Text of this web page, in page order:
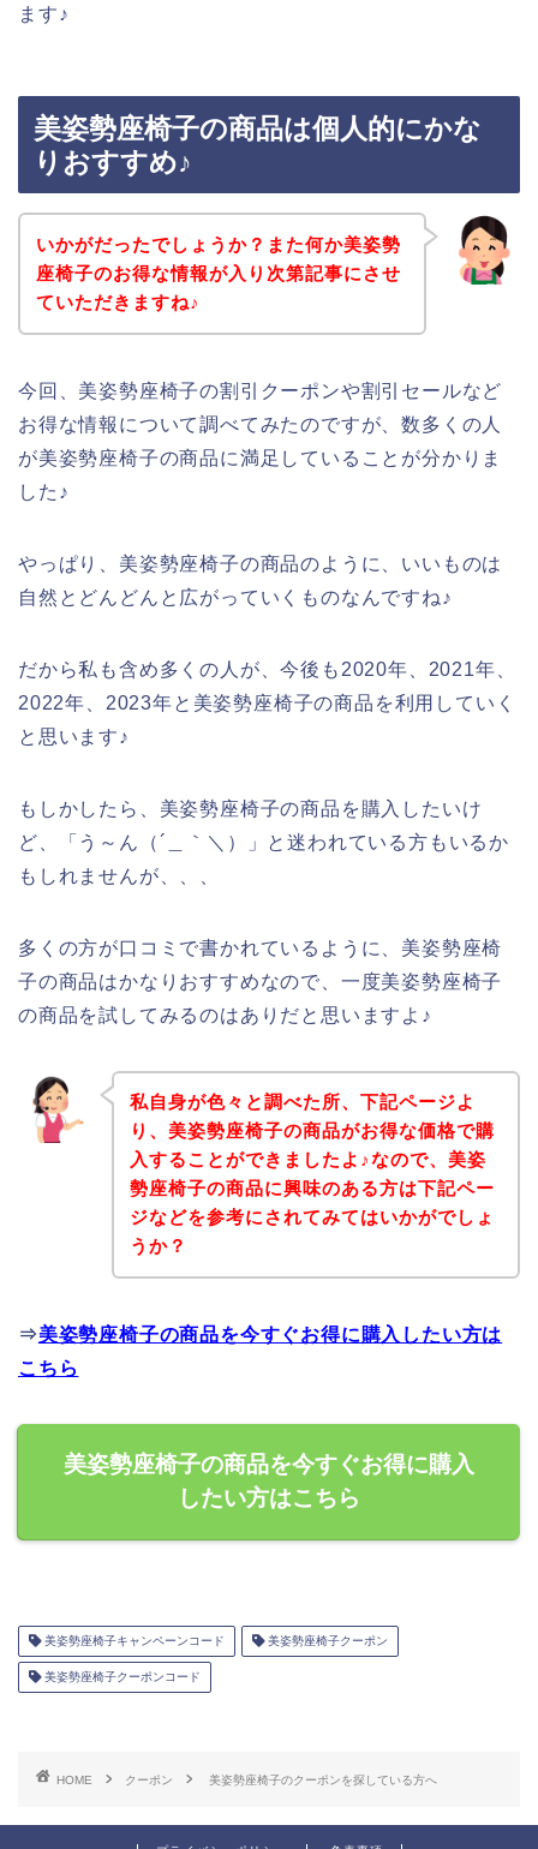
ます♪
美姿勢座椅子の商品は個人的にかな
りおすすめ♪
いかがだったでしょうか？また何か美姿勢
座椅子のお得な情報が入り次第記事にさせ
ていただきますね♪
今回、美姿勢座椅子の割引クーポンや割引セールなど
お得な情報について調べてみたのですが、数多くの人
が美姿勢座椅子の商品に満足していることが分かりま
した♪
やっぱり、美姿勢座椅子の商品のように、いいものは
自然とどんどんと広がっていくものなんですね♪
だから私も含め多くの人が、今後も2020年、2021年、
2022年、2023年と美姿勢座椅子の商品を利用していく
と思います♪
もしかしたら、美姿勢座椅子の商品を購入したいけ
ど、「う～ん（´＿｀＼）」と迷われている方もいるか
もしれませんが、、、
多くの方が口コミで書かれているように、美姿勢座椅
子の商品はかなりおすすめなので、一度美姿勢座椅子
の商品を試してみるのはありだと思いますよ♪
私自身が色々と調べた所、下記ページよ
り、美姿勢座椅子の商品がお得な価格で購
入することができましたよ♪なので、美姿
勢座椅子の商品に興味のある方は下記ペー
ジなどを参考にされてみてはいかがでしょ
うか？
⇒美姿勢座椅子の商品を今すぐお得に購入したい方は
こちら
美姿勢座椅子の商品を今すぐお得に購入
したい方はこちら
美姿勢座椅子キャンペーンコード 美姿勢座椅子クーポン
美姿勢座椅子クーポンコード
HOME クーポン 美姿勢座椅子のクーポンを探している方へ